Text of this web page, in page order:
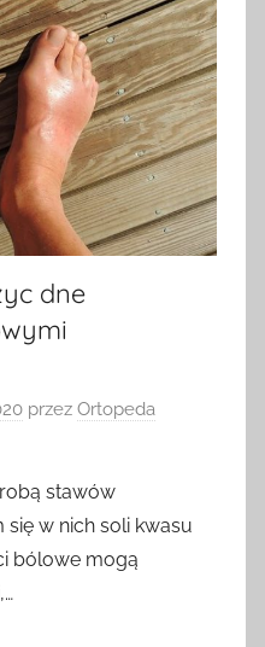
dne
przez Ortopeda
stawów
w nich soli kwasu
bólowe mogą